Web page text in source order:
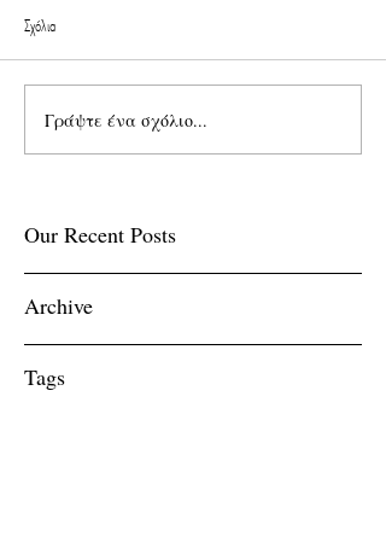
Σχόλια
Γράψτε ένα σχόλιο...
Our Recent Posts
Archive
Tags